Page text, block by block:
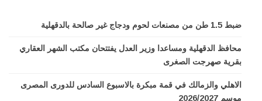
ضبط 1.5 طن من مصنعات لحوم ودجاج غير صالحة بالدقهلية
محافظ الدقهلية ومساعدا وزير العدل يفتتحان مكتب الشهر العقاري
بقرية صهرجت الصغرى
الاهلي والزمالك في قمة مبكرة بالاسبوع السادس للدورى المصرى
موسم 2026/2027